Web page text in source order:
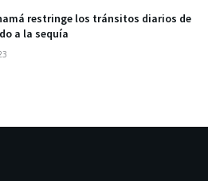
restringe los tránsitos diarios de
a la sequía